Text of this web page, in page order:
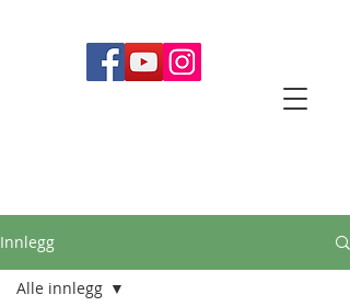
Innlegg
Alle innlegg